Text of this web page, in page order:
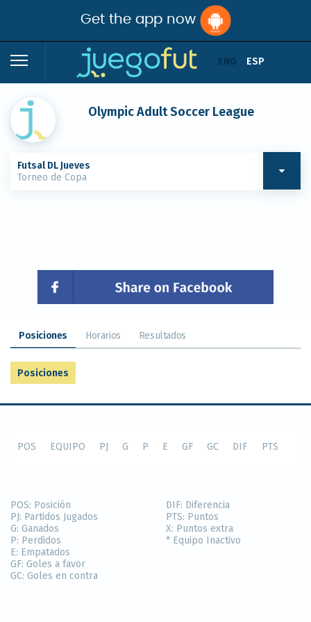
Get the app now
ENG ESP
Olympic Adult Soccer League
Futsal DL Jueves
Torneo de Copa
Posiciones Horarios Resultados
Posiciones
POS EQUIPO PJ G P E GF GC DIF PTS
POS: Posición
PJ: Partidos Jugados
G: Ganados
P: Perdidos
E: Empatados
GF: Goles a favor
GC: Goles en contra
DIF: Diferencia
PTS: Puntos
X: Puntos extra
* Equipo Inactivo